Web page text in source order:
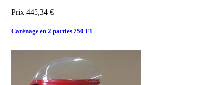
Prix 443,34 €
Carénage en 2 parties 750 F1